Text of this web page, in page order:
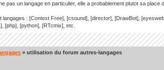
pas un langage en particulier, elle a probablement plutot sa place
langages : [Context Free], [csound], [director], [DrawBot],
[php], [python], [RTcmix], etc.
» utilisation du forum autres-langages